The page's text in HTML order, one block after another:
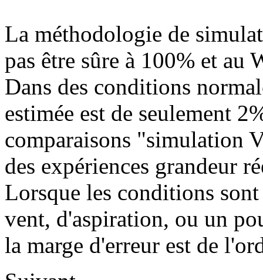
La méthodologie de
pas être sûre à 100% et au
Dans des conditions
estimée est de seulement
comparaisons "simulation
des expériences grandeur
Lorsque les conditions
vent, d'aspiration, ou un
la marge d'erreur est de